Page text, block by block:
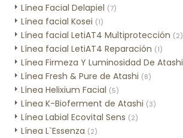
Línea Facial Delapiel (7)
Línea facial Kosei (1)
Línea facial LetiAT4 Multiprotección (2)
Línea facial LetiAT4 Reparación (1)
Línea Firmeza Y Luminosidad De Atashi
Línea Fresh & Pure de Atashi (8)
Línea Helixium Facial (5)
Línea K-Bioferment de Atashi (3)
Línea Labial Ecovital Sens (2)
Línea L`Essenza (2)